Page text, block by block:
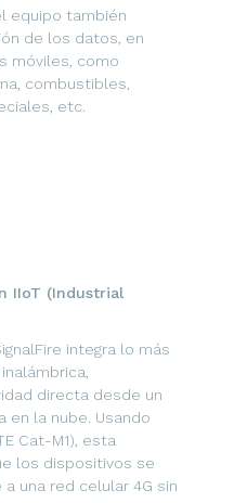
equipo también
de los datos, en
móviles, como
combustibles,
etc.
IIoT (Industrial
integra lo más
directa desde un
en la nube. Usando
Cat-M1), esta
los dispositivos se
una red celular 4G sin